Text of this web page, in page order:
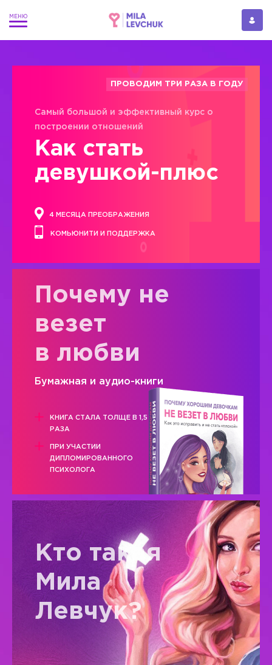
ПРОВОДИМ ТРИ РАЗА В ГОДУ
Самый большой и эффективный курс о
построении отношений
Как стать
девушкой-плюс
4 МЕСЯЦА ПРЕОБРАЖЕНИЯ
КОМЬЮНИТИ И ПОДДЕРЖКА
Почему не
везет
в любви
Бумажная и аудио-книги
КНИГА СТАЛА ТОЛЩЕ В 1,5
РАЗА
ПРИ УЧАСТИИ
ДИПЛОМИРОВАННОГО
ПСИХОЛОГА
Кто такая
Мила
Левчук?